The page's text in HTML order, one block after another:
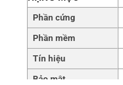
Phần cứng
Phần mềm
Tín hiệu
Bảo mật